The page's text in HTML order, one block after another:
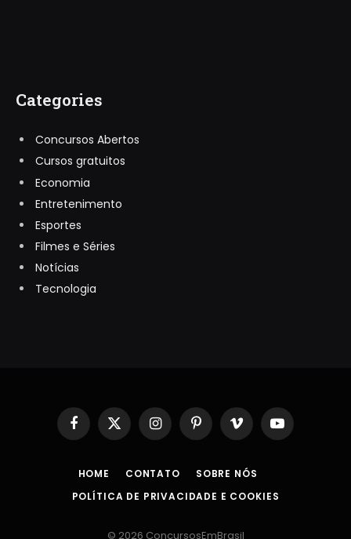
Categories
Concursos Abertos
Cursos gratuitos
Economia
Entretenimento
Esportes
Filmes e Séries
Notícias
Tecnologia
Facebook
X
(Twitter)
InstagramPinterestVimeo YouTube
HOME CONTATO
SOBRE NÓS
POLÍTICA DE PRIVACIDADE E COOKIES
© 2026 ConcursosEmBrasil